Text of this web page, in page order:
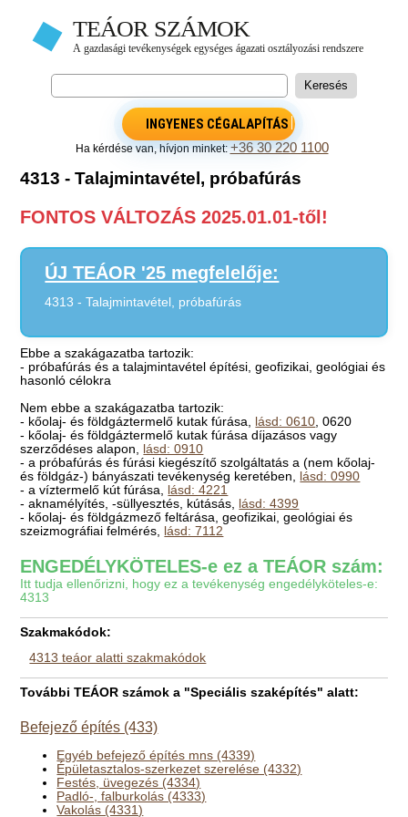
INGYENES CÉGALAPÍTÁS
Ha kérdése van, hívjon minket:+36 30 220 1100
4313 - Talajmintavétel, próbafúrás
FONTOS VÁLTOZÁS 2025.01.01-től!
ÚJ TEÁOR '25 megfelelője:
4313 - Talajmintavétel, próbafúrás
Ebbe a szakágazatba tartozik:
- próbafúrás és a talajmintavétel építési, geofizikai, geológiai és
hasonló célokra
Nem ebbe a szakágazatba tartozik:
- kőolaj- és földgáztermelő kutak fúrása, lásd: 0610 , 0620
- kőolaj- és földgáztermelő kutak fúrása díjazásos vagy
szerződéses alapon, lásd: 0910
- a próbafúrás és fúrási kiegészítő szolgáltatás a (nem kőolaj-
és földgáz-) bányászati tevékenység keretében, lásd: 0990
- a víztermelő kút fúrása, lásd: 4221
- aknamélyítés, -süllyesztés, kútásás, lásd: 4399
- kőolaj- és földgázmező feltárása, geofizikai, geológiai és
szeizmográfiai felmérés, lásd: 7112
ENGEDÉLYKÖTELES-e ez a TEÁOR szám:
Itt tudja ellenőrizni, hogy ez a tevékenység engedélyköteles-e:
4313
Szakmakódok:
4313 teáor alatti szakmakódok
További TEÁOR számok a "Speciális szaképítés" alatt:
Befejező építés (433)
Egyéb befejező építés mns (4339)
Épületasztalos-szerkezet szerelése (4332)
Festés, üvegezés (4334)
Padló-, falburkolás (4333)
Vakolás (4331)